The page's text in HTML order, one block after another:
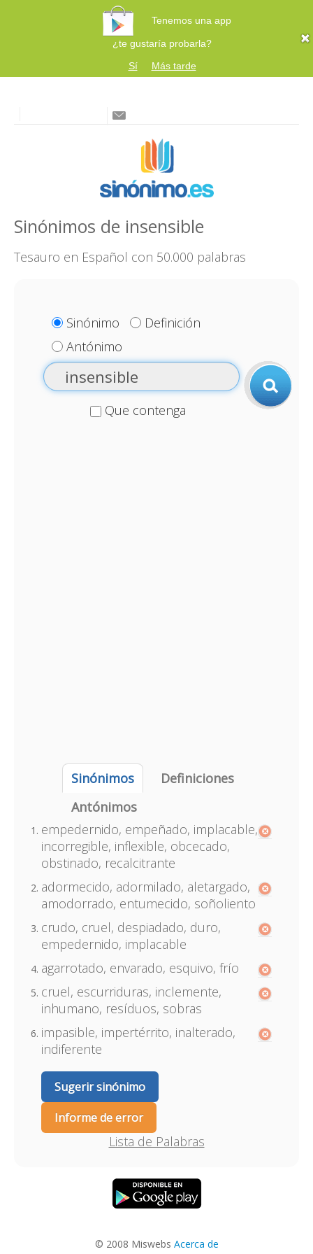
Tenemos una app
¿te gustaría probarla?
Sí
Más tarde
Sinónimos de insensible
Tesauro en Español con 50.000 palabras
Sinónimo
Definición
Antónimo
Que contenga
Sinónimos
Definiciones
Antónimos
empedernido, empeñado, implacable,
incorregible, inflexible, obcecado,
obstinado, recalcitrante
adormecido, adormilado, aletargado,
amodorrado, entumecido, soñoliento
crudo, cruel, despiadado, duro,
empedernido, implacable
agarrotado, envarado, esquivo, frío
cruel, escurriduras, inclemente,
inhumano, resíduos, sobras
impasible, impertérrito, inalterado,
indiferente
Sugerir sinónimo
Informe de error
Lista de Palabras
© 2008 Miswebs Acerca de